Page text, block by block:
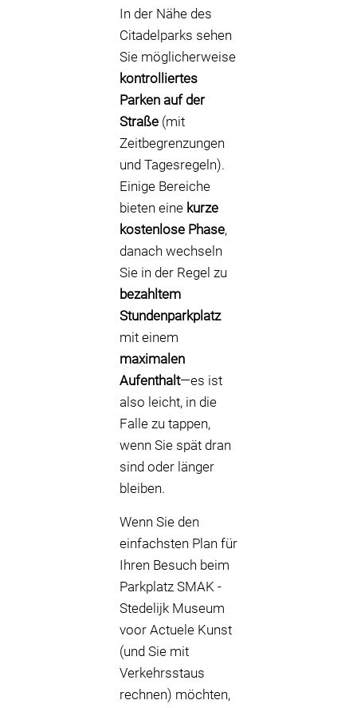
In der Nähe des
Citadelparks sehen
Sie möglicherweise
kontrolliertes
Parken auf der
Straße (mit
Zeitbegrenzungen
und Tagesregeln).
Einige Bereiche
bieten eine kurze
kostenlose Phase,
danach wechseln
Sie in der Regel zu
bezahltem
Stundenparkplatz
mit einem
maximalen
Aufenthalt—es ist
also leicht, in die
Falle zu tappen,
wenn Sie spät dran
sind oder länger
bleiben.
Wenn Sie den
einfachsten Plan für
Ihren Besuch beim
Parkplatz SMAK -
Stedelijk Museum
voor Actuele Kunst
(und Sie mit
Verkehrsstaus
rechnen) möchten,